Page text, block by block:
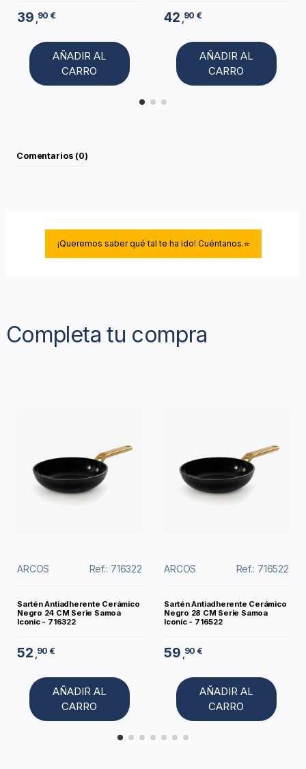
39 90 €
AÑADIR AL
CARRO
42 90 €
AÑADIR AL
CARRO
Comentarios (0)
¡Queremos saber qué tal te ha ido! Cuéntanos.⭐
Completa tu compra
ARCOS Ref.: 716322
Sartén Antiadherente Cerámico
Negro 24 CM Serie Samoa
Iconic - 716322
52 ,90 €
AÑADIR AL
CARRO
ARCOS Ref.: 716522
Sartén Antiadherente Cerámico
Negro 28 CM Serie Samoa
Iconic - 716522
59 ,90 €
AÑADIR AL
CARRO